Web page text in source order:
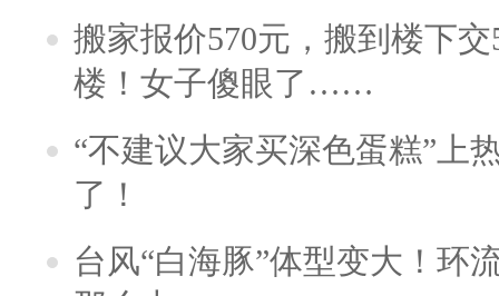
搬家报价570元，搬到楼下
楼！女子傻眼了……
“不建议大家买深色蛋糕”上
了！
台风“白海豚”体型变大！环